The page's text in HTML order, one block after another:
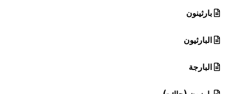
بارثينون
البارثيون
البارجة